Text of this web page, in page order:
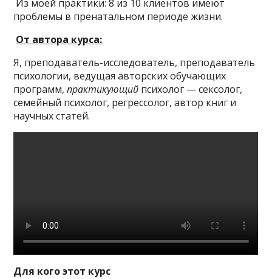
Из моей практики: 8 из 10 клиентов имеют
проблемы в пренатальном периоде жизни.
От автора курса:
Я, преподаватель-исследователь, преподаватель
психологии, ведущая авторских обучающих
программ,практикующий психолог — сексолог,
семейный психолог, регрессолог, автор книг и
научных статей.
Для кого этот курс